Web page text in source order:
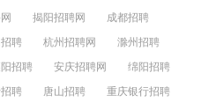
揭阳招聘网
成都招聘
聘 杭州招聘网
滁州招聘
招聘 安庆招聘网
绵阳招聘
聘 唐山招聘
重庆银行招聘